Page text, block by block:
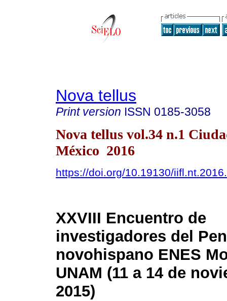
Nova tellus
Print version ISSN 0185-3058
Nova tellus vol.34 n.1
México 2016
https://doi.org/10.19130/
XXVIII Encuentro de
investigadores del
novohispano ENES
UNAM (11 a 14 de
2015)